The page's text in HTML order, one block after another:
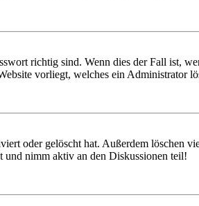
richtig sind. Wenn dies der Fall ist,
vorliegt, welches ein Administrator
oder gelöscht hat. Außerdem löschen
und nimm aktiv an den Diskussionen teil!